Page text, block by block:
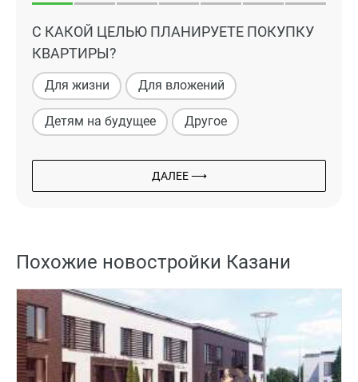
С КАКОЙ ЦЕЛЬЮ ПЛАНИРУЕТЕ ПОКУПКУ
КВАРТИРЫ?
Для жизни Для вложений
Детям на будущее Другое
ДАЛЕЕ ⟶
Похожие новостройки Казани